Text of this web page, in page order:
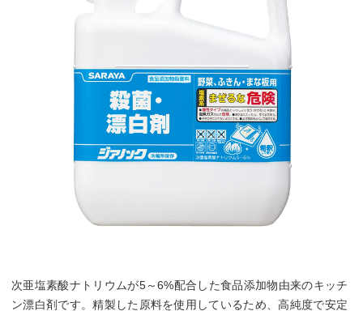
次亜塩素酸ナトリウムが5～6%配合した食品添加物由来のキッチ
ン漂白剤です。精製した原料を使用しているため、高純度で安定